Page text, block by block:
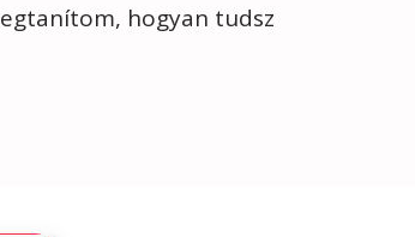
hogyan tudsz